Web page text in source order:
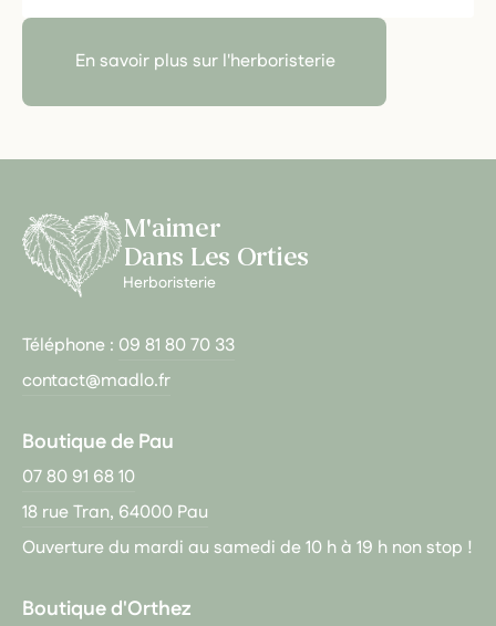
En savoir plus sur l'herboristerie
M'aimer
Dans Les Orties
Herboristerie
Téléphone : 09 81 80 70 33
contact@madlo.fr
Boutique de Pau
07 80 91 68 10
18 rue Tran, 64000 Pau
Ouverture du mardi au samedi de 10 h à 19 h non stop !
Boutique d'Orthez